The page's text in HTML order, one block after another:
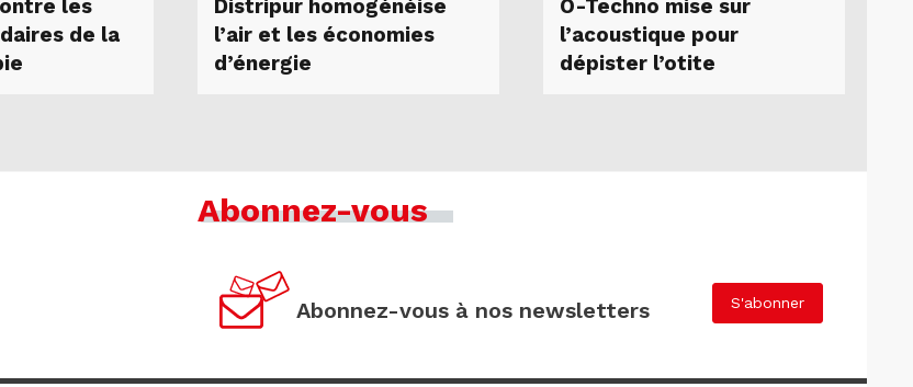
les
de la
Distripur homogénéise
l’air et les économies
d’énergie
O-Techno mise sur
l’acoustique pour
dépister l’otite
Abonnez-vous
Abonnez-vous à nos newsletters S'abonner